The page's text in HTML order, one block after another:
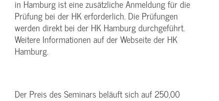
in Hamburg ist eine zusätzliche Anmeldung für die
Prüfung bei der HK erforderlich. Die Prüfungen
werden direkt bei der HK Hamburg durchgeführt.
Weitere Informationen auf der Webseite der HK
Hamburg.
Der Preis des Seminars beläuft sich auf 250,00